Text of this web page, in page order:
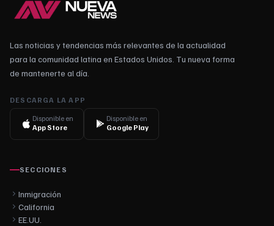
Las noticias y tendencias más relevantes de la actualidad
para la comunidad latina en Estados Unidos. Tu nueva forma
de mantenerte al día.
DESCARGA LA APP
Disponible en
App Store
Disponible en
Google Play
SECCIONES
Inmigración
California
EE.UU.